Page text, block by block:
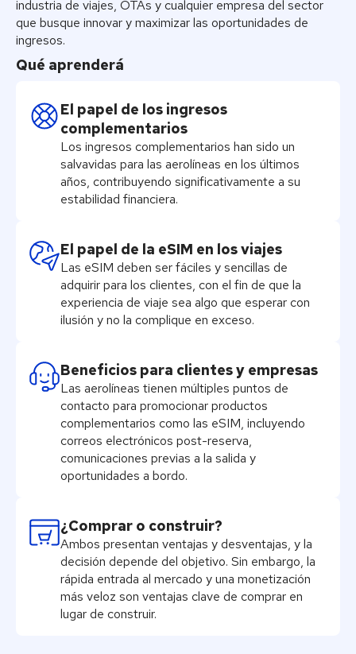
industria de viajes, OTAs y cualquier empresa del sector
que busque innovar y maximizar las oportunidades de
ingresos.
Qué aprenderá
El papel de los ingresos
complementarios
Los ingresos complementarios han sido un
salvavidas para las aerolíneas en los últimos
años, contribuyendo significativamente a su
estabilidad financiera.
El papel de la eSIM en los viajes
Las eSIM deben ser fáciles y sencillas de
adquirir para los clientes, con el fin de que la
experiencia de viaje sea algo que esperar con
ilusión y no la complique en exceso.
Beneficios para clientes y empresas
Las aerolíneas tienen múltiples puntos de
contacto para promocionar productos
complementarios como las eSIM, incluyendo
correos electrónicos post-reserva,
comunicaciones previas a la salida y
oportunidades a bordo.
¿Comprar o construir?
Ambos presentan ventajas y desventajas, y la
decisión depende del objetivo. Sin embargo, la
rápida entrada al mercado y una monetización
más veloz son ventajas clave de comprar en
lugar de construir.